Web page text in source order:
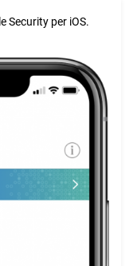
Security per iOS.